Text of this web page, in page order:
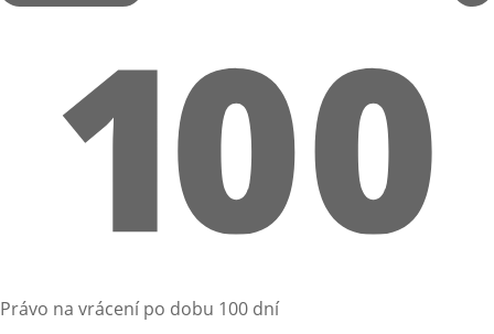
Právo na vrácení po dobu 100 dní